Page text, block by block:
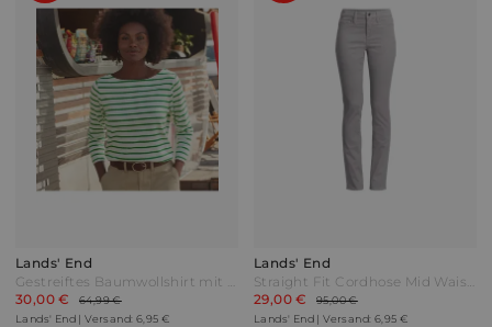
Lands' End
Gestreiftes Baumwollshirt mit 3/4-Ärmeln in Petite-Größe Damen Weiß by Lands' End
30,00 €
64,99 €
Lands' End | Versand: 6,95 €
Lands' End
Straight Fit Cordhose Mid Waist Damen Grau by Lands' End
29,00 €
95,00 €
Lands' End | Versand: 6,95 €